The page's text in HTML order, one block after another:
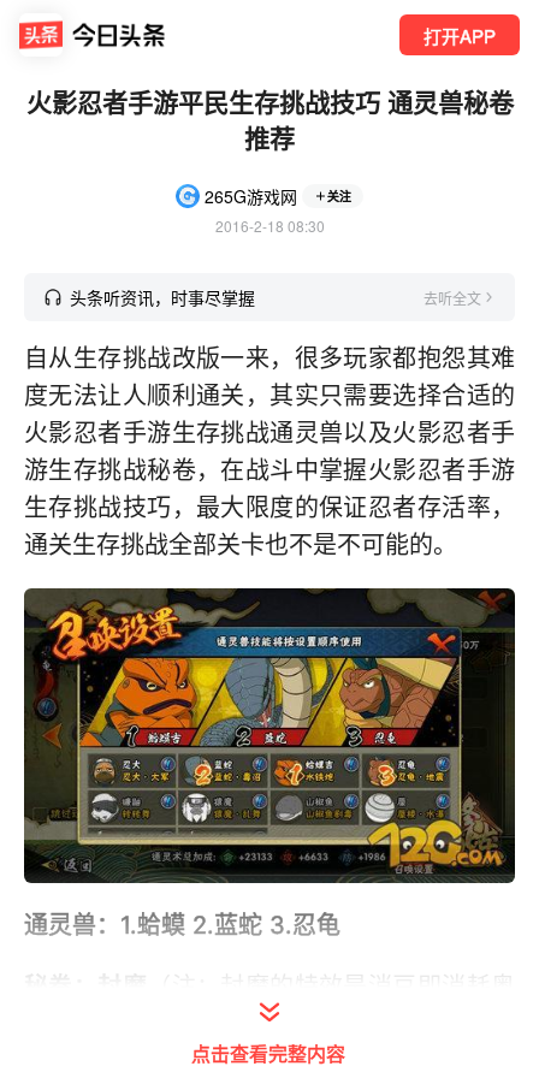
打开APP
火影忍者手游平民生存挑战技巧 通灵兽秘卷
推荐
265G游戏网 关注
2016-2-18 08:30
头条听资讯，时事尽掌握 去听全文
自从生存挑战改版一来，很多玩家都抱怨其难
度无法让人顺利通关，其实只需要选择合适的
火影忍者手游生存挑战通灵兽以及火影忍者手
游生存挑战秘卷，在战斗中掌握火影忍者手游
生存挑战技巧，最大限度的保证忍者存活率，
通关生存挑战全部关卡也不是不可能的。
通灵兽： 1.蛤蟆 2.蓝蛇 3.忍龟
义点，电脑一开场第一下封魔打上是不会放替
点击查看完整内容